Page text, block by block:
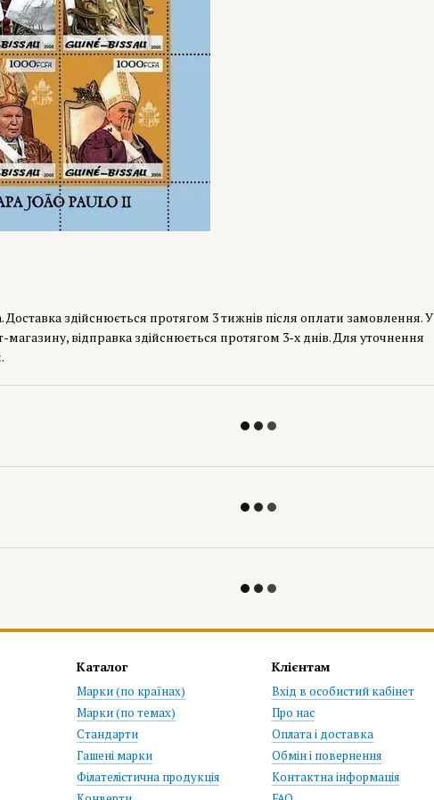
здійснюється протягом 3 тижнів після оплати замовлення. У
магазину, відправка здійснюється протягом 3-х днів. Для уточнення
Каталог
Марки (по країнах)
Марки (по темах)
Стандарти
Гашені марки
Філателістична продукція
Клієнтам
Вхід в особистий кабінет
Про нас
Оплата і доставка
Обмін і повернення
Контактна інформація